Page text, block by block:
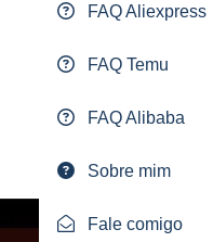
FAQ Aliexpress
FAQ Temu
FAQ Alibaba
Sobre mim
Fale comigo